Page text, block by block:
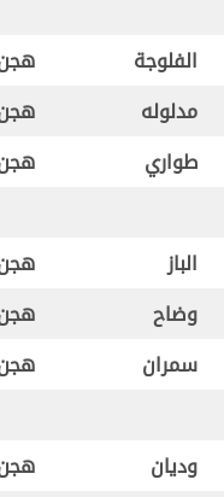
الفلوجة
مدلوله
طواري
الباز
وضاح
سمران
وديان